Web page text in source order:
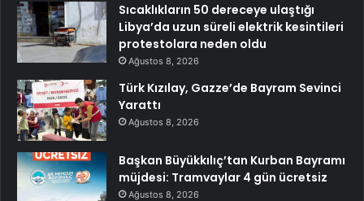
Sıcaklıkların 50 dereceye ulaştığı
Libya’da uzun süreli elektrik kesintileri
protestolara neden oldu
Ağustos 8, 2026
Türk Kızılay, Gazze’de Bayram Sevinci
Yarattı
Ağustos 8, 2026
Başkan Büyükkılıç’tan Kurban Bayramı
müjdesi: Tramvaylar 4 gün ücretsiz
Ağustos 8, 2026